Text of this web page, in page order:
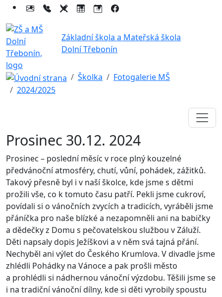
Základní škola a Mateřská škola
Dolní Třebonín
Školka
Fotogalerie MŠ
2024/2025
Prosinec 30.12. 2024
Prosinec – poslední měsíc v roce plný kouzelné
předvánoční atmosféry, chutí, vůní, pohádek, zážitků.
Takový přesně byl i v naší školce, kde jsme s dětmi
prožili vše, co k tomuto času patří. Pekli jsme cukroví,
povídali si o vánočních zvycích a tradicích, vyráběli jsme
přáníčka pro naše blízké a nezapomněli ani na babičky
a dědečky z Domu s pečovatelskou službou v Záluží.
Děti napsaly dopis Ježíškovi a v něm svá tajná přání.
Nechyběl ani výlet do Českého Krumlova. V divadle jsme
zhlédli Pohádky na Vánoce a pak prošli město
a prohlédli si nádhernou vánoční výzdobu. Těšili jsme se
i na tradiční vánoční dílny, kde si děti vyrobily spoustu